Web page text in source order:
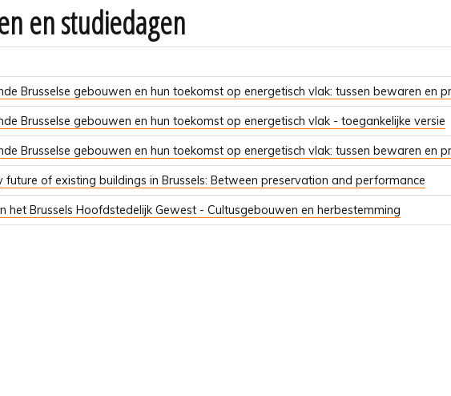
en studiedagen
Brusselse gebouwen en hun toekomst op energetisch vlak: tussen bewaren en
Brusselse gebouwen en hun toekomst op energetisch vlak - toegankelijke versie
Brusselse gebouwen en hun toekomst op energetisch vlak: tussen bewaren en
future of existing buildings in Brussels: Between preservation and performance
het Brussels Hoofdstedelijk Gewest - Cultusgebouwen en herbestemming